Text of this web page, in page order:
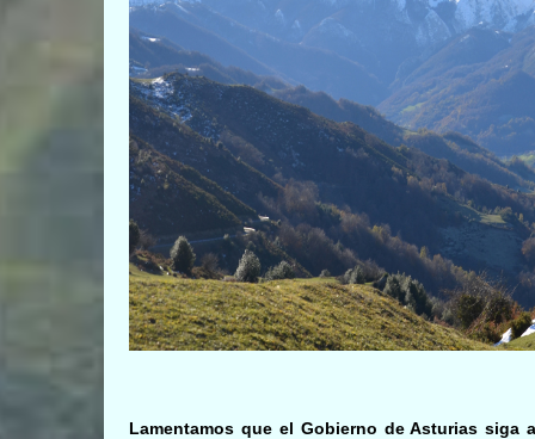
Lamentamos que el Gobierno de Asturias siga